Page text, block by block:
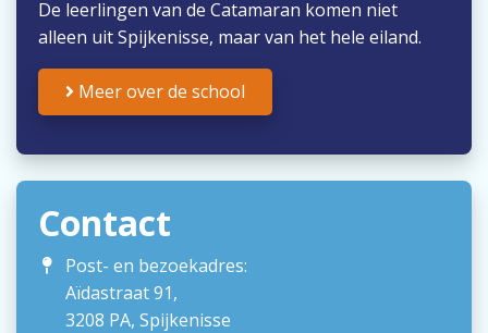
De leerlingen van de Catamaran komen niet
alleen uit Spijkenisse, maar van het hele eiland.
Meer over de school
Contact
Post- en bezoekadres:
Aïdastraat 91,
3208 PA, Spijkenisse